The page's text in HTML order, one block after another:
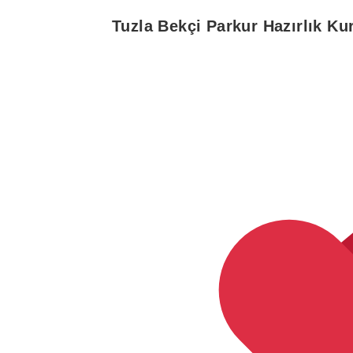
Tuzla Bekçi Parkur Hazırlık